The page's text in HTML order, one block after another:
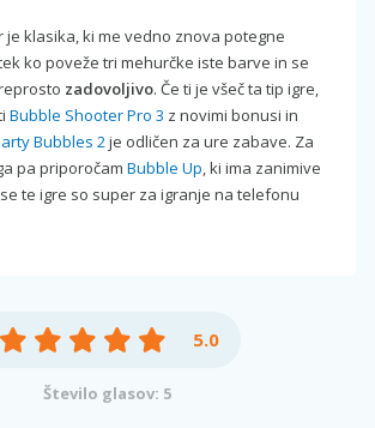
je klasika, ki me vedno znova potegne
ko poveže tri mehurčke iste barve in se
zadovoljivo. Če ti je všeč ta tip igre,
Bubble Shooter Pro 3 z novimi bonusi in
Bubbles 2je odličen za ure zabave. Za
pa priporočam Bubble Up, ki ima zanimive
te igre so super za igranje na telefonu
5.0
Število glasov: 5